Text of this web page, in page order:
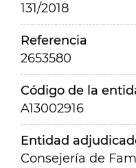
131/2018
Referencia
2653580
Código de la
A13002916
Entidad
Consejería de